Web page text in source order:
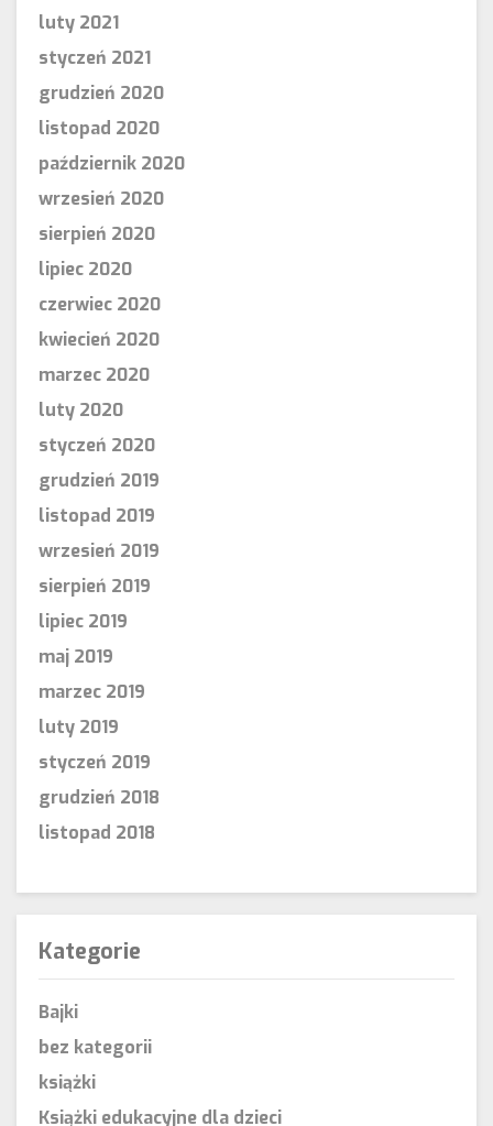
luty 2021
styczeń 2021
grudzień 2020
listopad 2020
październik 2020
wrzesień 2020
sierpień 2020
lipiec 2020
czerwiec 2020
kwiecień 2020
marzec 2020
luty 2020
styczeń 2020
grudzień 2019
listopad 2019
wrzesień 2019
sierpień 2019
lipiec 2019
maj 2019
marzec 2019
luty 2019
styczeń 2019
grudzień 2018
listopad 2018
Kategorie
Bajki
bez kategorii
książki
Książki edukacyjne dla dzieci